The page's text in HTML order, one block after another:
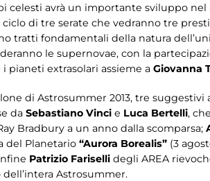
celesti avrà un importante sviluppo
ciclo di tre serate che vedranno tre
tratti fondamentali della natura
le supernovae, con la
i pianeti extrasolari assieme a Giovanna
di Astrosummer 2013, tre
da Sebastiano Vinci e Luca Bertelli,
Bradbury a un anno dalla scomparsa;
del Planetario “Aurora Borealis” (3
Patrizio Fariselli degli AREA
Astrosummer.